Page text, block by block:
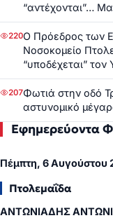
“αντέχονται”…
220Ο Πρόεδρος των
Νοσοκομείο
“υποδέχεται”
207Φωτιά στην οδό
αστυνομικό
Εφημερεύοντα
Πέμπτη, 6 Αυγούστου
Πτολεμαΐδα
ΑΝΤΩΝΙΑΔΗΣ